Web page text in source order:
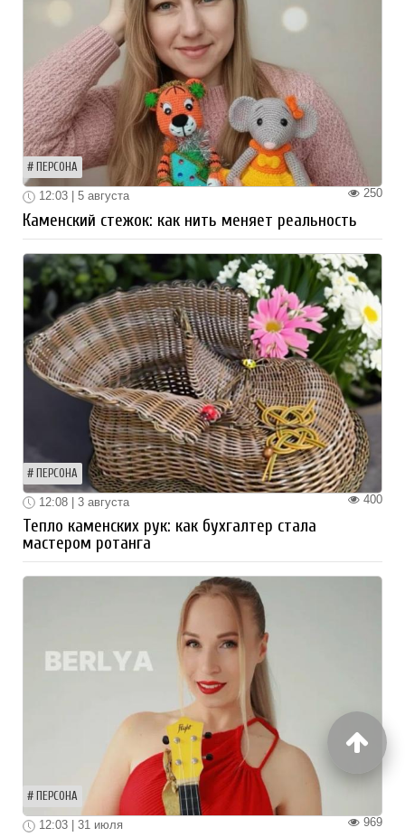
ПЕРСОНА
250
12:03 | 5 августа
Каменский стежок: как нить меняет реальность
ПЕРСОНА
400
12:08 | 3 августа
Тепло каменских рук: как бухгалтер стала
мастером ротанга
ПЕРСОНА
969
12:03 | 31 июля